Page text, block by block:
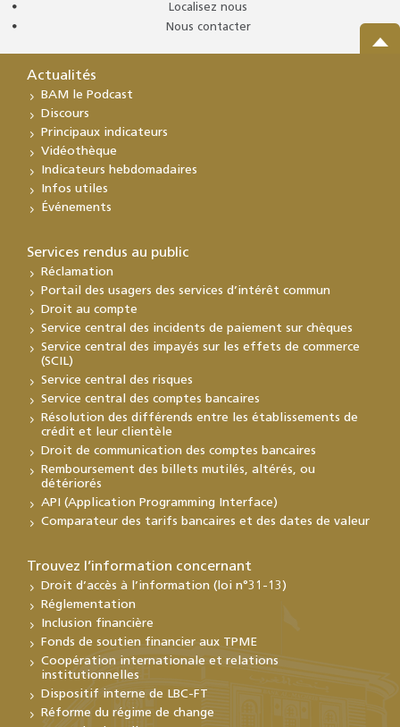
Localisez nous
Nous contacter
Actualités
BAM le Podcast
Discours
Principaux indicateurs
Vidéothèque
Indicateurs hebdomadaires
Infos utiles
Événements
Services rendus au public
Réclamation
Portail des usagers des services d’intérêt commun
Droit au compte
Service central des incidents de paiement sur chèques
Service central des impayés sur les effets de commerce
(SCIL)
Service central des risques
Service central des comptes bancaires
Résolution des différends entre les établissements de
crédit et leur clientèle
Droit de communication des comptes bancaires
Remboursement des billets mutilés, altérés, ou
détériorés
API (Application Programming Interface)
Comparateur des tarifs bancaires et des dates de valeur
Trouvez l’information concernant
Droit d’accès à l’information (loi n°31-13)
Réglementation
Inclusion financière
Fonds de soutien financier aux TPME
Coopération internationale et relations
institutionnelles
Dispositif interne de LBC-FT
Réforme du régime de change